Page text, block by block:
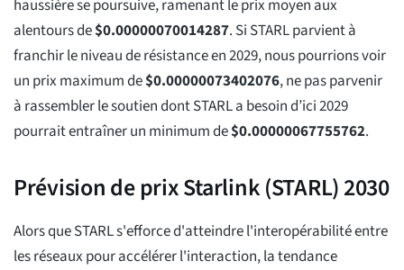
haussière se poursuive, ramenant le prix moyen aux
alentours de$0.00000070014287. Si STARL parvient à
franchir le niveau de résistance en 2029, nous pourrions voir
un prix maximum de$0.00000073402076, ne pas parvenir
à rassembler le soutien dont STARL a besoin d’ici 2029
pourrait entraîner un minimum de$0.00000067755762.
Prévision de prix Starlink (STARL) 2030
Alors que STARL s'efforce d'atteindre l'interopérabilité entre
les réseaux pour accélérer l'interaction, la tendance